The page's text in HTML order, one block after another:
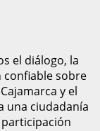
el diálogo, la
confiable sobre
y el
una ciudadanía